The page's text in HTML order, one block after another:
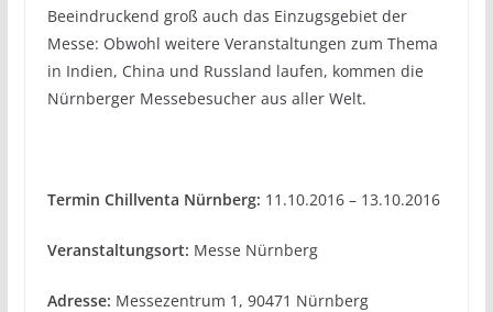
Beeindruckend groß auch das Einzugsgebiet der
Messe: Obwohl weitere Veranstaltungen zum Thema
in Indien, China und Russland laufen, kommen die
Nürnberger Messebesucher aus aller Welt.
Termin Chillventa Nürnberg: 11.10.2016 – 13.10.2016
Veranstaltungsort: Messe Nürnberg
Adresse: Messezentrum 1, 90471 Nürnberg